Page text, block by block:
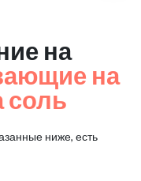
на
на
соль
ниже, есть